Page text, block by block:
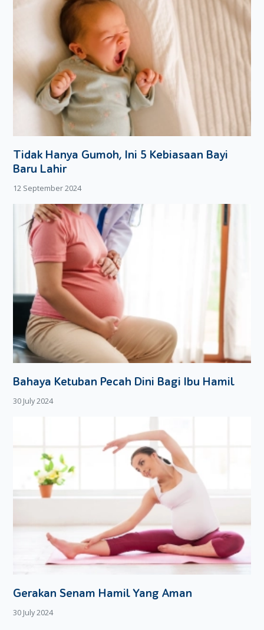
Tidak Hanya Gumoh, Ini 5 Kebiasaan Bayi
Baru Lahir
12 September 2024
Bahaya Ketuban Pecah Dini Bagi Ibu Hamil
30 July 2024
Gerakan Senam Hamil Yang Aman
30 July 2024